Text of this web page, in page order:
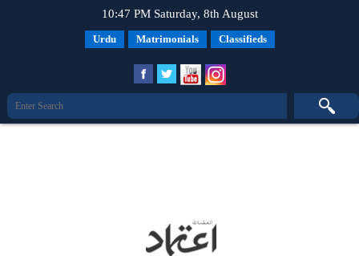
10:47 PM Saturday, 8th August
Urdu Matrimonials Classifieds